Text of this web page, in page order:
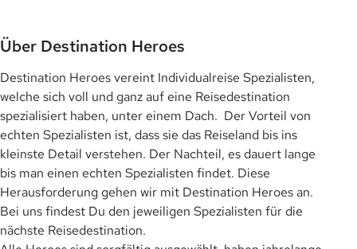
Über Destination Heroes
Destination Heroes vereint Individualreise Spezialisten,
welche sich voll und ganz auf eine Reisedestination
spezialisiert haben, unter einem Dach. Der Vorteil von
echten Spezialisten ist, dass sie das Reiseland bis ins
kleinste Detail verstehen. Der Nachteil, es dauert lange
bis man einen echten Spezialisten findet. Diese
Herausforderung gehen wir mit Destination Heroes an.
Bei uns findest Du den jeweiligen Spezialisten für die
nächste Reisedestination.